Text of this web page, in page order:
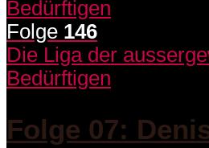
Folge 146
Die Liga der
Bedürftigen
Folge 07: